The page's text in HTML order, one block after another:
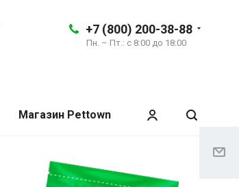
+7 (800) 200-38-88
Пн. – Пт.: с 8:00 до 18:00
Магазин Pettown